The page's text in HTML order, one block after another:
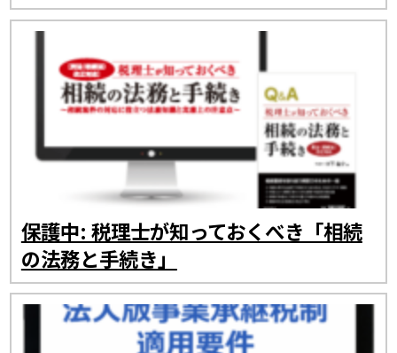
保護中: 税理士が知っておくべき「相続
の法務と手続き」